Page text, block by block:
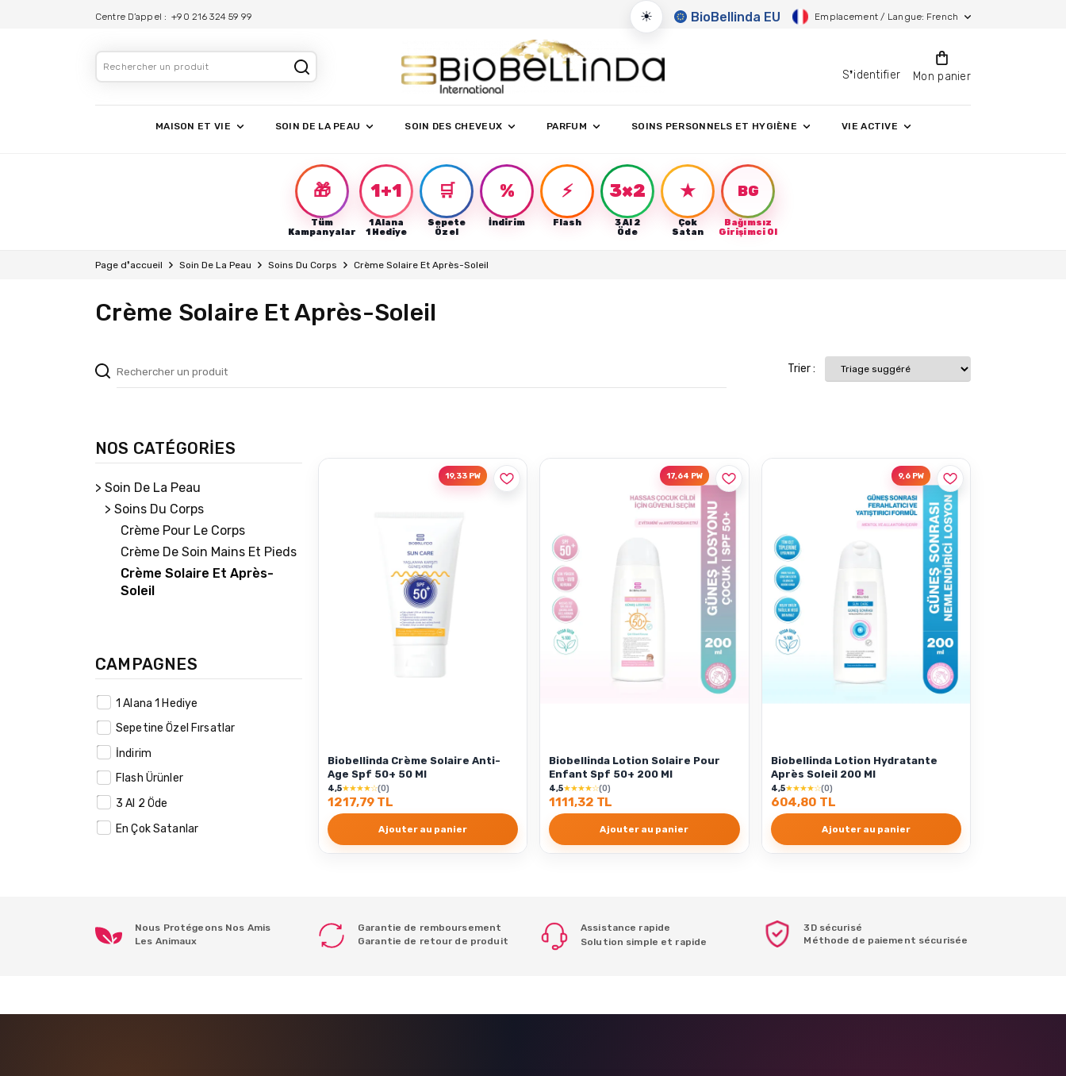
Centre D’appel :+90 216 324 59 99 ☀ BioBellinda EU Emplacement / Langue: French
S❜identifier Mon panier
MAISON ET VIE SOIN DE LA PEAU SOIN DES CHEVEUX PARFUM SOINS PERSONNELS ET HYGIÈNE VIE ACTIVE
🎁
Tüm
Kampanyalar
1+1
1 Alana
1 Hediye
🛒
Sepete
Özel
%
İndirim
⚡
Flash
3×2
3 Al 2
Öde
★
Çok
Satan
BG
Bağımsız
Girişimci Ol
Page d❜accueil Soin De La Peau Soins Du Corps Crème Solaire Et Après-Soleil
Crème Solaire Et Après-Soleil
Trier :
NOS CATÉGORİES
> Soin De La Peau
> Soins Du Corps
Crème Pour Le Corps
Crème De Soin Mains Et Pieds
Crème Solaire Et Après-
Soleil
CAMPAGNES
1 Alana 1 Hediye
Sepetine Özel Fırsatlar
İndirim
Flash Ürünler
3 Al 2 Öde
En Çok Satanlar
19,33 PW
Biobellinda Crème Solaire Anti-
Age Spf 50+ 50 Ml
4,5★★★★☆(0)
1217,79 TL
Ajouter au panier
17,64 PW
Biobellinda Lotion Solaire Pour
Enfant Spf 50+ 200 Ml
4,5★★★★☆(0)
1111,32 TL
Ajouter au panier
9,6 PW
Biobellinda Lotion Hydratante
Après Soleil 200 Ml
4,5★★★★☆(0)
604,80 TL
Ajouter au panier
Nous Protégeons Nos Amis
Les Animaux
Garantie de remboursement
Garantie de retour de produit
Assistance rapide
Solution simple et rapide
3D sécurisé
Méthode de paiement sécurisée